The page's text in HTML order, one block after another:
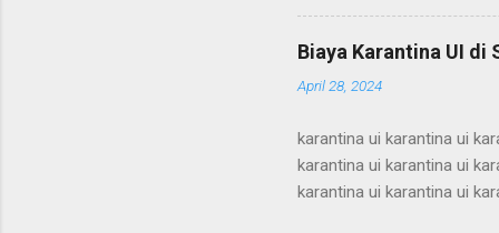
supercamp ui supercamp
supercamp ui supercamp
supercamp ui supercamp
supercamp ui supercamp
Biaya Karantina UI di
April 28, 2024
karantina ui karantina ui
karantina ui karantina ui
karantina ui karantina ui